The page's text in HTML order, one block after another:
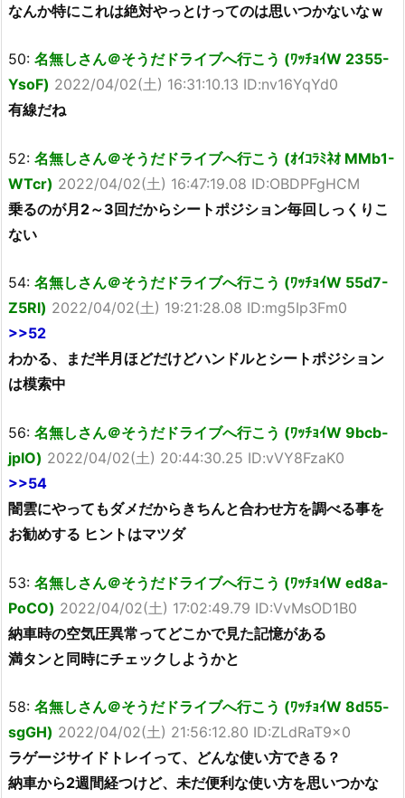
なんか特にこれは絶対やっとけってのは思いつかないなｗ
50: 名無しさん＠そうだドライブへ行こう (ﾜｯﾁｮｲW 2355-
YsoF) 2022/04/02(土) 16:31:10.13 ID:nv16YqYd0
有線だね
52: 名無しさん＠そうだドライブへ行こう (ｵｲｺﾗﾐﾈｵ MMb1-
WTcr) 2022/04/02(土) 16:47:19.08 ID:OBDPFgHCM
乗るのが月2～3回だからシートポジション毎回しっくりこ
ない
54: 名無しさん＠そうだドライブへ行こう (ﾜｯﾁｮｲW 55d7-
Z5Rl) 2022/04/02(土) 19:21:28.08 ID:mg5Ip3Fm0
>>52
わかる、まだ半月ほどだけどハンドルとシートポジション
は模索中
56: 名無しさん＠そうだドライブへ行こう (ﾜｯﾁｮｲW 9bcb-
jpIO) 2022/04/02(土) 20:44:30.25 ID:vVY8FzaK0
>>54
闇雲にやってもダメだからきちんと合わせ方を調べる事を
お勧めする ヒントはマツダ
53: 名無しさん＠そうだドライブへ行こう (ﾜｯﾁｮｲW ed8a-
PoCO) 2022/04/02(土) 17:02:49.79 ID:VvMsOD1B0
納車時の空気圧異常ってどこかで見た記憶がある
満タンと同時にチェックしようかと
58: 名無しさん＠そうだドライブへ行こう (ﾜｯﾁｮｲW 8d55-
sgGH) 2022/04/02(土) 21:56:12.80 ID:ZLdRaT9x0
ラゲージサイドトレイって、どんな使い方できる？
納車から2週間経つけど、未だ便利な使い方を思いつかな